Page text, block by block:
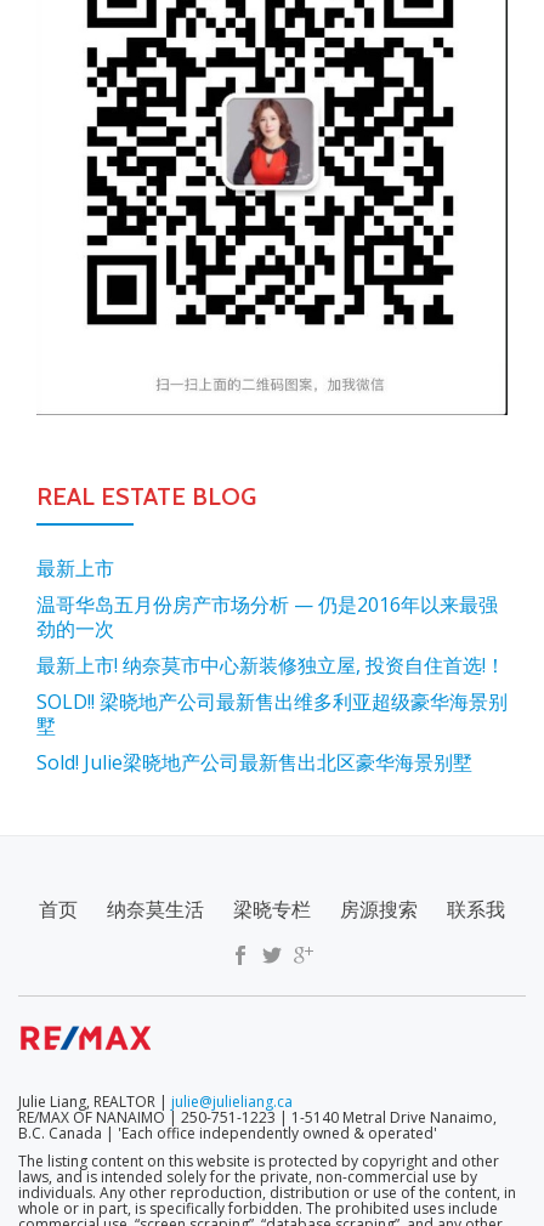
REAL ESTATE BLOG
最新上市
温哥华岛五月份房产市场分析 — 仍是2016年以来最强
劲的一次
最新上市! 纳奈莫市中心新装修独立屋, 投资自住首选!！
SOLD!! 梁晓地产公司最新售出维多利亚超级豪华海景别
墅
Sold! Julie梁晓地产公司最新售出北区豪华海景别墅
SECONDARY
MENU
首页 纳奈莫生活 梁晓专栏 房源搜索 联系我
Julie Liang, REALTOR | julie@julieliang.ca
RE/MAX OF NANAIMO | 250-751-1223 | 1-5140 Metral Drive Nanaimo,
B.C. Canada | 'Each office independently owned & operated'
The listing content on this website is protected by copyright and other
laws, and is intended solely for the private, non-commercial use by
individuals. Any other reproduction, distribution or use of the content, in
whole or in part, is specifically forbidden. The prohibited uses include